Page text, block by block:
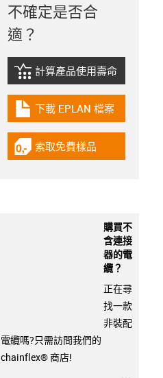
不確定是否合
適？
igus-icon-lebensdauerrechner
計算產品使用壽命
igus-icon-download-plan
下載 EPLAN 檔案
igus-icon-gratismuster
索取免費樣品
購買不
含連接
器的電
纜？
正在尋
找一款
非裝配
電纜嗎?只需訪問我們的
chainflex® 商店!